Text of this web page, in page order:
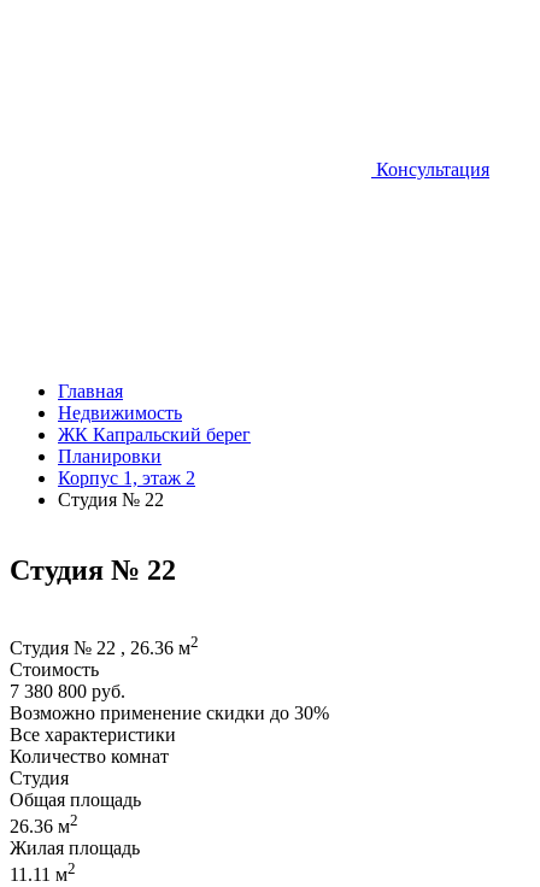
Консультация
Главная
Недвижимость
ЖК Капральский берег
Планировки
Корпус 1, этаж 2
Студия № 22
Студия № 22
Студия № 22 , 26.36 м2
Стоимость
7 380 800 руб.
Возможно применение скидки до 30%
Все характеристики
Количество комнат
Студия
Общая площадь
26.36 м2
Жилая площадь
11.11 м2